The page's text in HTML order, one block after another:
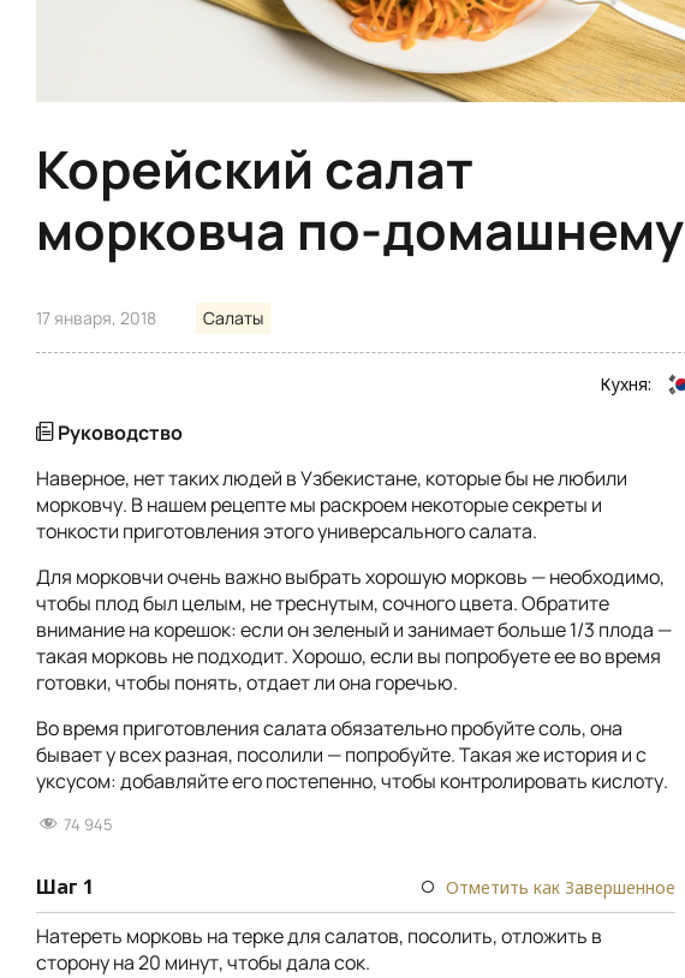
Корейский салат
морковча по-домашнему
17 января, 2018 Салаты
Кухня:
Руководство
Наверное, нет таких людей в Узбекистане, которые бы не любили
морковчу. В нашем рецепте мы раскроем некоторые секреты и
тонкости приготовления этого универсального салата.
Для морковчи очень важно выбрать хорошую морковь — необходимо,
чтобы плод был целым, не треснутым, сочного цвета. Обратите
внимание на корешок: если он зеленый и занимает больше 1/3 плода —
такая морковь не подходит. Хорошо, если вы попробуете ее во время
готовки, чтобы понять, отдает ли она горечью.
Во время приготовления салата обязательно пробуйте соль, она
бывает у всех разная, посолили — попробуйте. Такая же история и с
уксусом: добавляйте его постепенно, чтобы контролировать кислоту.
74 945
Шаг 1 Отметить как Завершенное
Натереть морковь на терке для салатов, посолить, отложить в
сторону на 20 минут, чтобы дала сок.